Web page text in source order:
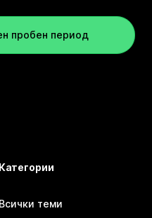
пробен период
Категории
Всички теми